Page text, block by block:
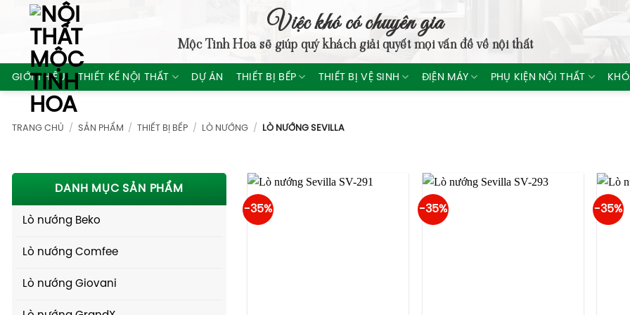
content
Việc khó có chuyên gia
Mộc Tinh Hoasẽ giúp quý khách giải quyết mọi vấn đề về nội thất
GIỚI THIỆU THIẾT KẾ NỘI THẤT DỰ ÁN THIẾT BỊ BẾP THIẾT BỊ VỆ SINH ĐIỆN MÁY PHỤ KIỆN NỘI THẤT
TRANG CHỦ / SẢN PHẨM / THIẾT BỊ BẾP / LÒ NƯỚNG / LÒ NƯỚNG SEVILLA
DANH MỤC SẢN PHẨM
Lò nướng Beko
Lò nướng Comfee
Lò nướng Giovani
-35% -35% -35%